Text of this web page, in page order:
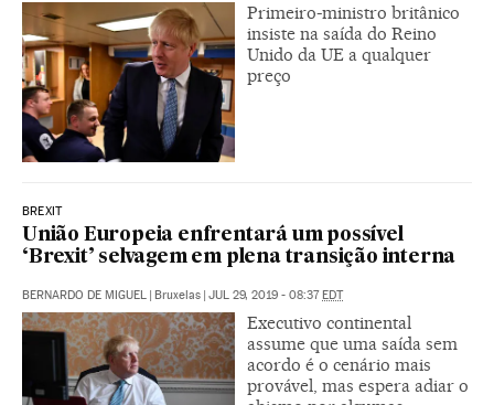
Primeiro-ministro britânico
insiste na saída do Reino
Unido da UE a qualquer
preço
BREXIT
União Europeia enfrentará um possível
‘Brexit’ selvagem em plena transição interna
BERNARDO DE MIGUEL | Bruxelas | JUL 29, 2019 - 08:37EDT
Executivo continental
assume que uma saída sem
acordo é o cenário mais
provável, mas espera adiar o